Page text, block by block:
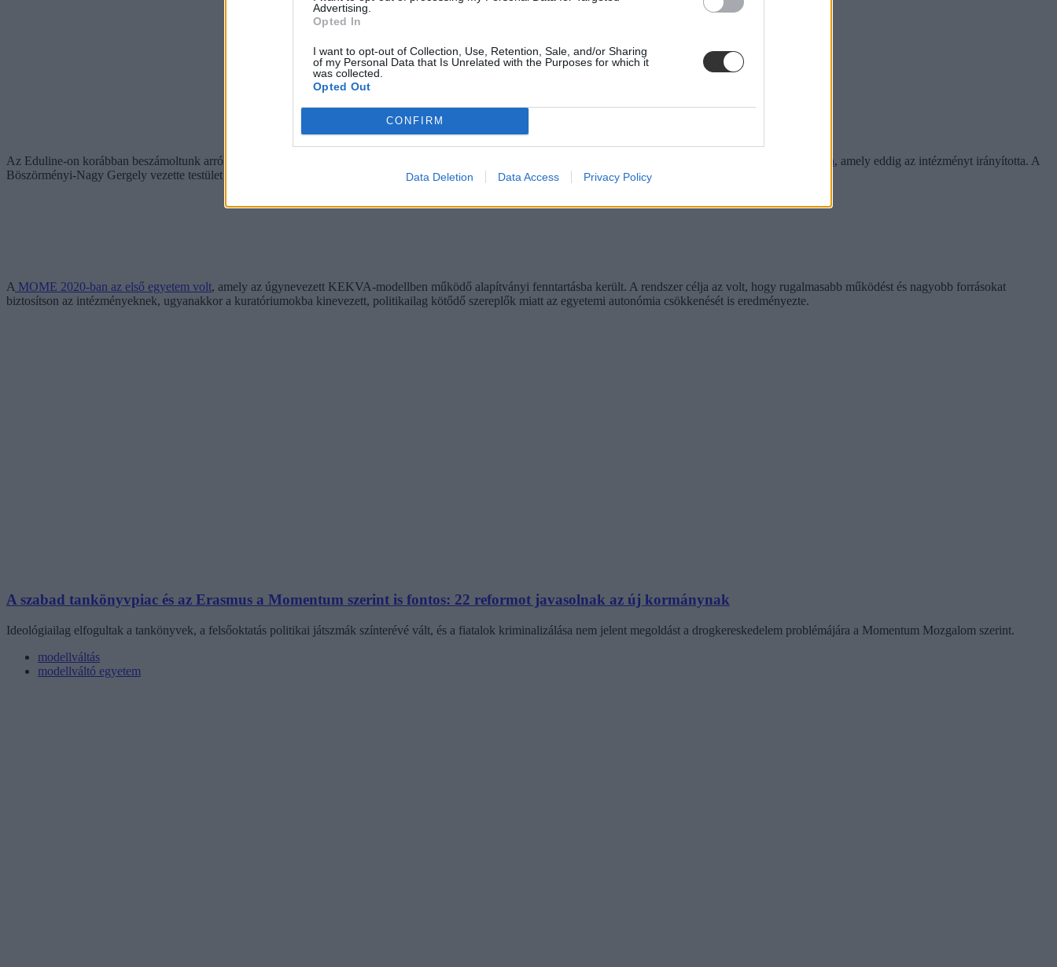
Advertising.
Opted In
I want to opt-out of Collection, Use, Retention, Sale, and/or Sharing
of my Personal Data that Is Unrelated with the Purposes for which it
was collected.
Opted Out
CONFIRM
Data Deletion Data Access Privacy Policy
Az Eduline-on korábban beszámoltunk arról, hogy április végén lemondott a Moholy-Nagy Művészeti Egyetemért Alapítvány teljes kuratóriuma és felügyelőbizottsága, amely eddig az intézményt irányította. A
Böszörményi-Nagy Gergely vezette testület ezzel lezárta működését, és az alapítói jogokat az újonnan felálló, felsőoktatásért is felelős minisztériumnak ajánlotta fel.
A MOME 2020-ban az első egyetem volt, amely az úgynevezett KEKVA-modellben működő alapítványi fenntartásba került. A rendszer célja az volt, hogy rugalmasabb működést és nagyobb forrásokat
biztosítson az intézményeknek, ugyanakkor a kuratóriumokba kinevezett, politikailag kötődő szereplők miatt az egyetemi autonómia csökkenését is eredményezte.
A szabad tankönyvpiac és az Erasmus a Momentum szerint is fontos: 22 reformot javasolnak az új kormánynak
Ideológiailag elfogultak a tankönyvek, a felsőoktatás politikai játszmák színterévé vált, és a fiatalok kriminalizálása nem jelent megoldást a drogkereskedelem problémájára a Momentum Mozgalom szerint.
modellváltás
modellváltó egyetem